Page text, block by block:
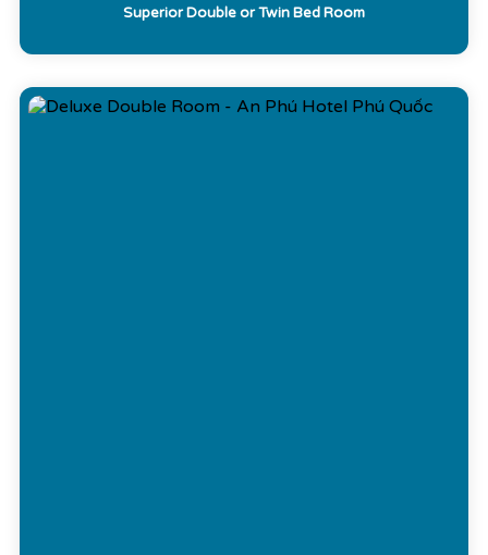
Superior Double or Twin Bed Room